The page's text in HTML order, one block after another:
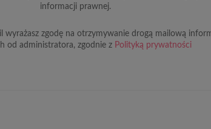
informacji prawnej.
wyrażasz zgodę na otrzymywanie drogą mailową
od administratora, zgodnie z Polityką prywatności